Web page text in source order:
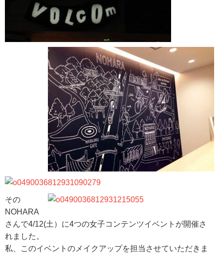
その
NOHARA
さんで4/12(土）に4つの女子コンテンツイベントが開催さ
れました。
私、このイベントのメイクアップを担当させていただきま